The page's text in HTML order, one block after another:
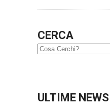
CERCA
ULTIME NEWS